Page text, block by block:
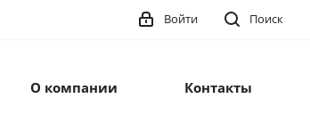
Поиск
Войти
О компании Контакты